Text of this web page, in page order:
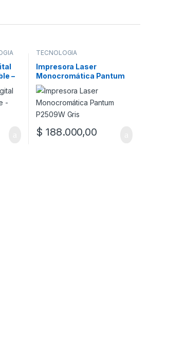
–
TECNOLOGÍA
Impresora Laser
Monocromática Pantum
P2509W Gris
$ 188.000,00